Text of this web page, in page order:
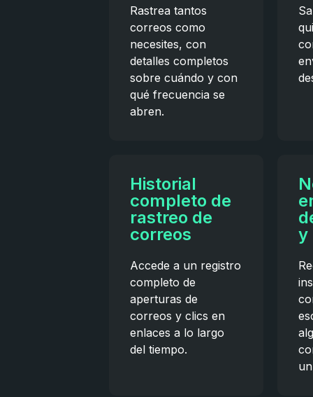
Rastrea tantos
correos como
necesites, con
detalles completos
sobre cuándo y con
qué frecuencia se
abren.
Historial
completo de
rastreo de
correos
Accede a un registro
completo de
aperturas de
correos y clics en
enlaces a lo largo
del tiempo.
y